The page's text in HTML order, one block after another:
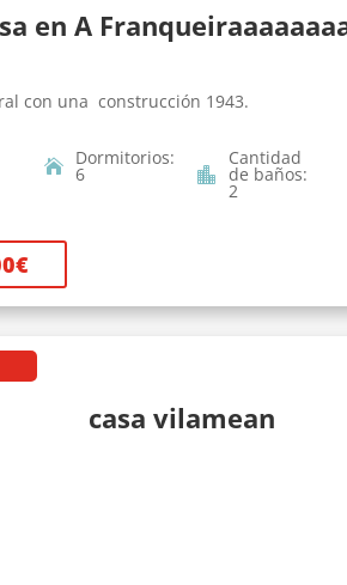
en A
con una construcción 1943.
Dormitorios:
6
Cantidad
de baños:
2
€
casa vilamean